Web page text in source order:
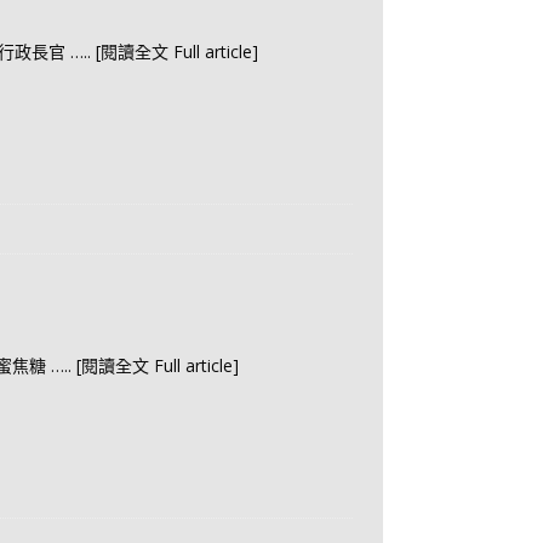
政長官 ….. [閱讀全文 Full article]
焦糖 ….. [閱讀全文 Full article]